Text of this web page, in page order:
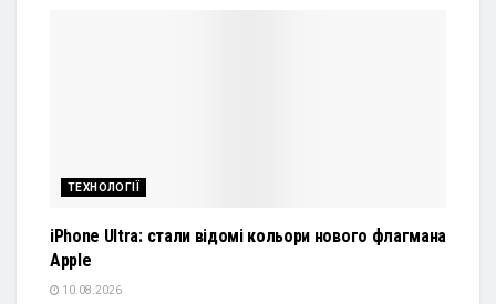
ТЕХНОЛОГІЇ
iPhone Ultra: стали відомі кольори нового флагмана
Apple
10.08.2026